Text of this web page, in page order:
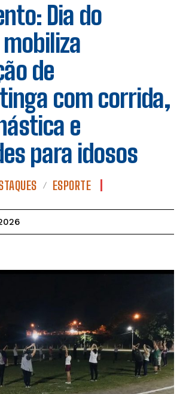
Dia do
de
com corrida,
e
para idosos
ESPORTE